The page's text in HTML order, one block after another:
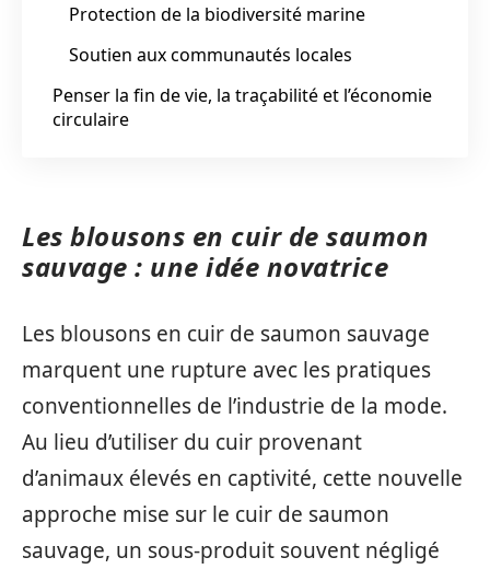
Protection de la biodiversité marine
Soutien aux communautés locales
Penser la fin de vie, la traçabilité et l’économie
circulaire
Les blousons en cuir de saumon
sauvage : une idée novatrice
Les blousons en cuir de saumon sauvage
marquent une rupture avec les pratiques
conventionnelles de l’industrie de la mode.
Au lieu d’utiliser du cuir provenant
d’animaux élevés en captivité, cette nouvelle
approche mise sur le cuir de saumon
sauvage, un sous-produit souvent négligé